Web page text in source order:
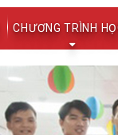
CHƯƠNG TRÌNH